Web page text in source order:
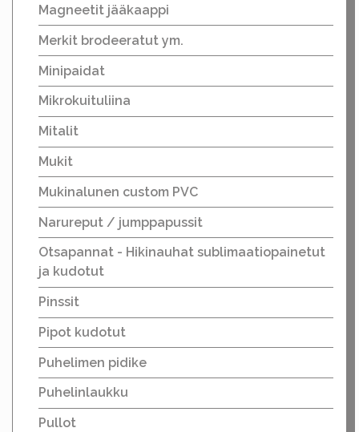
Magneetit jääkaappi
Merkit brodeeratut ym.
Minipaidat
Mikrokuituliina
Mitalit
Mukit
Mukinalunen custom PVC
Narureput / jumppapussit
Otsapannat - Hikinauhat sublimaatiopainetut
ja kudotut
Pinssit
Pipot kudotut
Puhelimen pidike
Puhelinlaukku
Pullot